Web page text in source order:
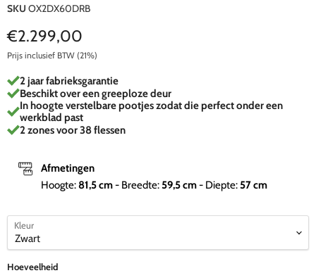
SKU OX2DX60DRB
Huidige prijs
€2.299,00
Prijs inclusief BTW (21%)
2 jaar fabrieksgarantie
Beschikt over een greeploze deur
In hoogte verstelbare pootjes zodat die perfect onder een
werkblad past
2 zones voor 38 flessen
Afmetingen
Hoogte: 81,5cm- Breedte:59,5cm- Diepte:57cm
Kleur
Hoeveelheid